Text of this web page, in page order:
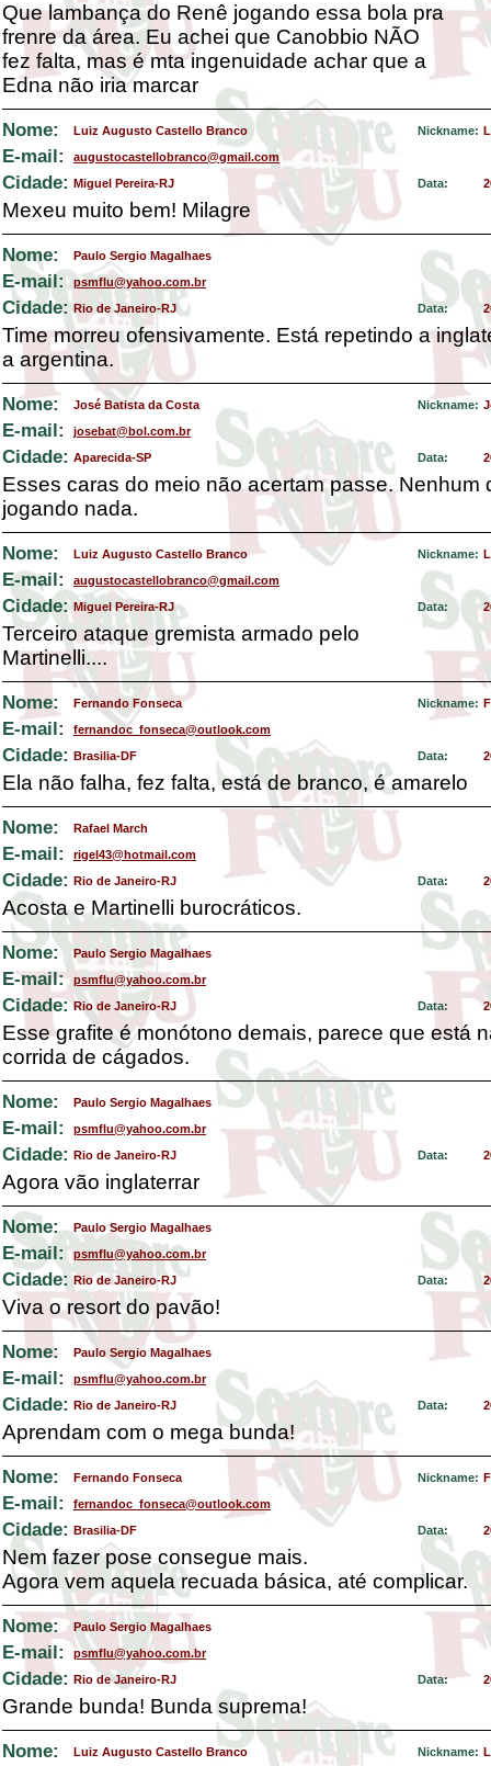
Que lambança do Renê jogando essa bola pra
frenre da área. Eu achei que Canobbio NÃO
fez falta, mas é mta ingenuidade achar que a
Edna não iria marcar
Nome: Luiz Augusto Castello Branco Nickname:
E-mail: augustocastellobranco@gmail.com
Cidade: Miguel Pereira-RJ Data:
Mexeu muito bem! Milagre
Nome: Paulo Sergio Magalhaes
E-mail: psmflu@yahoo.com.br
Cidade: Rio de Janeiro-RJ Data:
Time morreu ofensivamente. Está repetindo a
a argentina.
Nome: José Batista da Costa Nickname:
E-mail: josebat@bol.com.br
Cidade: Aparecida-SP Data:
Esses caras do meio não acertam passe. Nenhum
jogando nada.
Nome: Luiz Augusto Castello Branco Nickname:
E-mail: augustocastellobranco@gmail.com
Cidade: Miguel Pereira-RJ Data:
Terceiro ataque gremista armado pelo
Martinelli....
Nome: Fernando Fonseca Nickname:
E-mail: fernandoc_fonseca@outlook.com
Cidade: Brasilia-DF Data:
Ela não falha, fez falta, está de branco, é amarelo
Nome: Rafael March
E-mail: rigel43@hotmail.com
Cidade: Rio de Janeiro-RJ Data:
Acosta e Martinelli burocráticos.
Nome: Paulo Sergio Magalhaes
E-mail: psmflu@yahoo.com.br
Cidade: Rio de Janeiro-RJ Data:
Esse grafite é monótono demais, parece que está
corrida de cágados.
Nome: Paulo Sergio Magalhaes
E-mail: psmflu@yahoo.com.br
Cidade: Rio de Janeiro-RJ Data:
Agora vão inglaterrar
Nome: Paulo Sergio Magalhaes
E-mail: psmflu@yahoo.com.br
Cidade: Rio de Janeiro-RJ Data:
Viva o resort do pavão!
Nome: Paulo Sergio Magalhaes
E-mail: psmflu@yahoo.com.br
Cidade: Rio de Janeiro-RJ Data:
Aprendam com o mega bunda!
Nome: Fernando Fonseca Nickname:
E-mail: fernandoc_fonseca@outlook.com
Cidade: Brasilia-DF Data:
Nem fazer pose consegue mais.
Agora vem aquela recuada básica, até complicar.
Nome: Paulo Sergio Magalhaes
E-mail: psmflu@yahoo.com.br
Cidade: Rio de Janeiro-RJ Data:
Grande bunda! Bunda suprema!
Nome: Luiz Augusto Castello Branco Nickname: